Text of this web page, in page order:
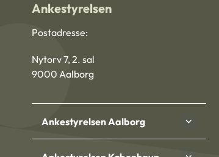
Ankestyrelsen
Postadresse:
Nytorv 7, 2. sal
9000 Aalborg
Ankestyrelsen Aalborg